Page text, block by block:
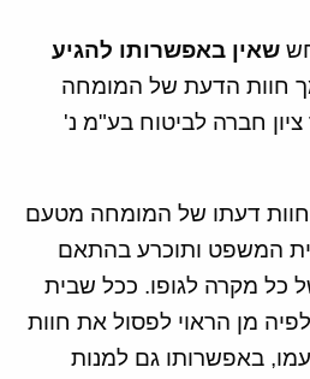
שאין באפשרותו להגיע
חוות הדעת של המומחה
02 סהר ציון חברה לביטוח בע"מ נ'
דעתו של המומחה מטעם
המשפט ותוכרע בהתאם
כל מקרה לגופו. ככל שבית
מן הראוי לפסול את חוות
באפשרותו גם למנות